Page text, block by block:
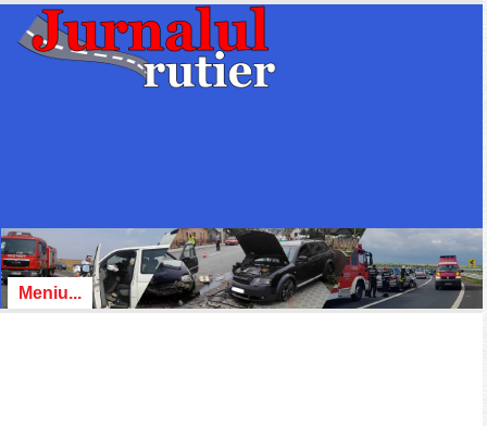
Meniu...